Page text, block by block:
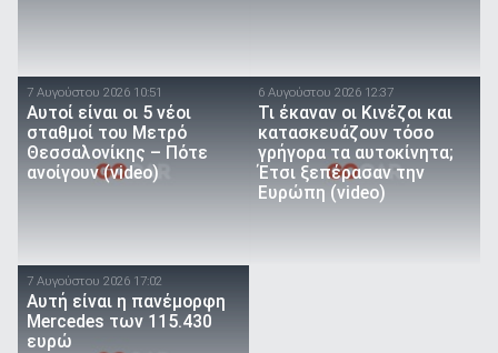
7 Αυγούστου 2026 10:51
Αυτοί είναι οι 5 νέοι
σταθμοί του Μετρό
Θεσσαλονίκης – Πότε
ανοίγουν (video)
6 Αυγούστου 2026 12:37
Τι έκαναν οι Κινέζοι και
κατασκευάζουν τόσο
γρήγορα τα αυτοκίνητα;
Έτσι ξεπέρασαν την
Ευρώπη (video)
7 Αυγούστου 2026 17:02
Αυτή είναι η πανέμορφη
Mercedes των 115.430
ευρώ